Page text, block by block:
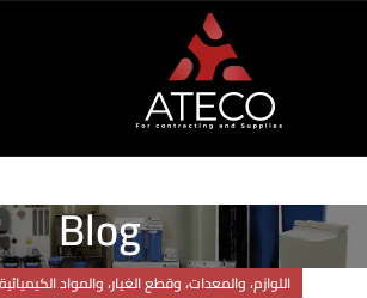
Blog
اللوازم، والمعدات، وقطع الغيار، والمواد